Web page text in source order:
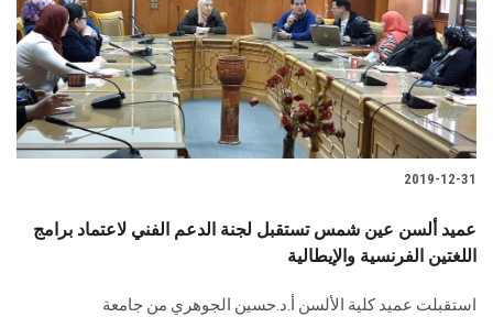
2019-12-31
عميد ألسن عين شمس تستقبل لجنة الدعم الفني لاعتماد برامج
اللغتين الفرنسية والإيطالية
استقبلت عميد كلية الألسن أ.د.حسين الجوهري من جامعة